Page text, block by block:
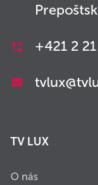
+421 2
TV LUX
O nás